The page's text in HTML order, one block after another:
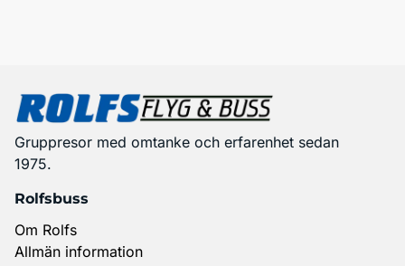
Gruppresor med omtanke och erfarenhet sedan
1975.
Rolfsbuss
Om Rolfs
Allmän information